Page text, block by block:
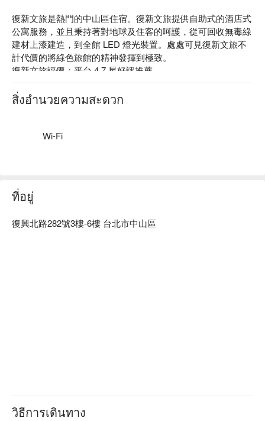
復新文旅是熱門的中山區住宿。復新文旅提供自助式的酒店式
公寓服務，並且秉持著對地球及住客的呵護，從可回收無毒綠
建材上漆建造，到全館 LED 燈光裝置。處處可見復新文旅不
計代價的將綠色旅館的精神發揮到極致。
復新文旅評價：平台 4.7 星好評推薦
復新文旅推薦：距離捷運中山國中站約 3 分鐘步行時間，鄰近
松山機場。旅店提供優良品牌的硬體設備和寢具用品以及免費
สิ่งอำนวยความสะดวก
Wi-Fi
ที่อยู่
復興北路282號3樓-6樓 台北市中山區
วิธีการเดินทาง